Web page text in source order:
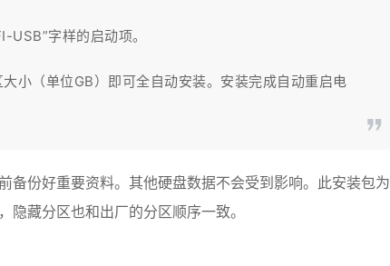
USB”字样的启动项。
小（单位GB）即可全自动安装。安装完成自动重启电
备份好重要资料。其他硬盘数据不会受到影响。此安装包为
藏分区也和出厂的分区顺序一致。